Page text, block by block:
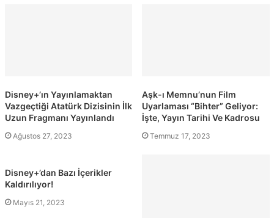
Disney+’ın Yayınlamaktan
Vazgeçtiği Atatürk Dizisinin İlk
Uzun Fragmanı Yayınlandı
Ağustos 27, 2023
Aşk-ı Memnu’nun Film
Uyarlaması “Bihter” Geliyor:
İşte, Yayın Tarihi Ve Kadrosu
Temmuz 17, 2023
Disney+’dan Bazı İçerikler
Kaldırılıyor!
Mayıs 21, 2023